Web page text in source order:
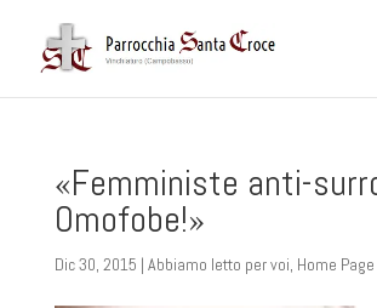
«Femministe anti-
Omofobe!»
Dic 30, 2015 | Abbiamo letto per voi, Home Page